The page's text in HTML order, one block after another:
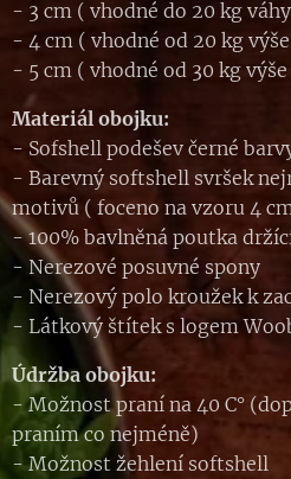
- 3 cm ( vhodné do 20 kg
- 4 cm ( vhodné od 20 kg
- 5 cm ( vhodné od 30 kg
Materiál obojku:
- Sofshell podešev černé
- Barevný softshell svršek
motivů ( foceno na vzoru 4
- 100% bavlněná poutka
- Nerezové posuvné spony
- Nerezový polo kroužek k
- Látkový štítek s logem
Údržba obojku:
- Možnost praní na 40 C°
praním co nejméně)
- Možnost žehlení softshell